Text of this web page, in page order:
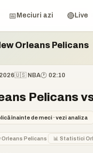
📅 Meciuri azi 🔴 Live
Orleans Pelicans vs Orlando
Orleans Pelicans
🇺🇸 NBA🕐 02:10
Pelicans
înainte de meci · vezi analiza
Orleans Pelicans 📊 Statistici